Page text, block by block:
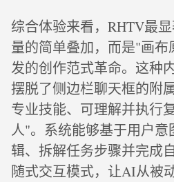
综合体验来看，RHTV最
量的简单叠加，而是"画布
发的创作范式革命。这种
摆脱了侧边栏聊天框的附
专业技能、可理解并执行
人"。系统能够基于用户意
辑、拆解任务步骤并完成
随式交互模式，让AI从被